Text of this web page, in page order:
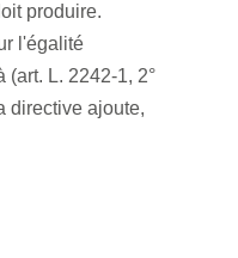
produire.
l'égalité
L. 2242-1, 2°
directive ajoute,